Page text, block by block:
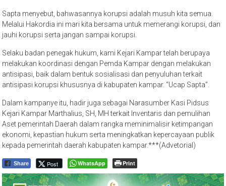
Sapta menyebut, bahwasannya korupsi adalah musuh kita semua.
Melalui Hakordia ini mari kita bersama untuk memerangi korupsi, dan
jauhi korupsi serta jangan sampai korupsi.
Selaku badan penegak hukum, kami Kejari Kampar telah berupaya
melakukan koordinasi dengan Pemda Kampar dengan melakukan
antisipasi, baik dalam bentuk sosialisasi dan penyuluhan terkait
antisipasi korupsi khususnya di kabupaten kampar. “Ucap Sapta”.
Dalam kampanye itu, hadir juga sebagai Narasumber Kasi Pidsus
Kejari Kampar Marthalius, SH, MH terkait Inventaris dan pemulihan
Aset pemerintah Daerah dalam rangka meminimalisir ketimpangan
ekonomi, kepastian hukum serta meningkatkan kepercayaan publik
kepada pemerintah daerah kabupaten kampar.***(Advetorial)
Share Post WhatsApp Print